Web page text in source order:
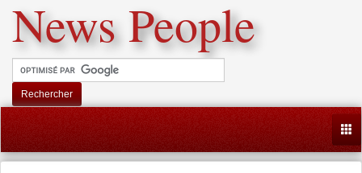
News People
Rechercher